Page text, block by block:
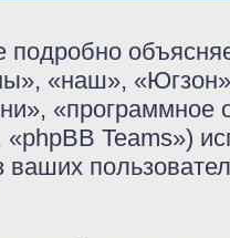
подробно
«наш»,
«программное
«phpBB Teams»)